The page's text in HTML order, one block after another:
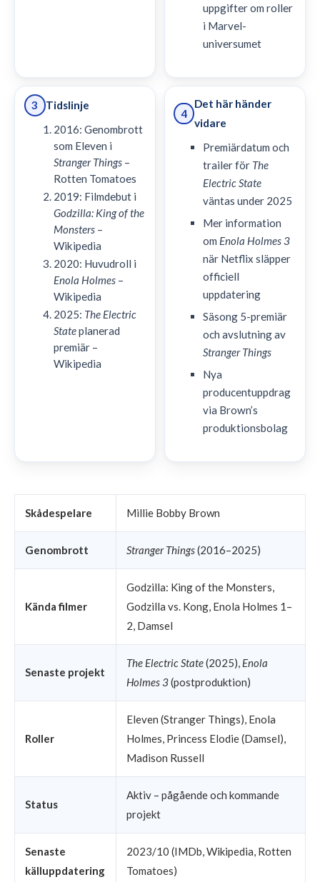
uppgifter om roller
i Marvel-
universumet
3
Tidslinje
2016: Genombrott
som Eleven i
Stranger Things–
Rotten Tomatoes
2019: Filmdebut i
Godzilla: King of the
Monsters–
Wikipedia
2020: Huvudroll i
Enola Holmes–
Wikipedia
2025: The Electric
Stateplanerad
premiär –
Wikipedia
4
Det här händer
vidare
Premiärdatum och
trailer för The
Electric State
väntas under 2025
Mer information
om Enola Holmes 3
när Netflix släpper
officiell
uppdatering
Säsong 5-premiär
och avslutning av
Stranger Things
Nya
producentuppdrag
via Brown’s
produktionsbolag
Skådespelare Millie Bobby Brown
Genombrott Stranger Things(2016–2025)
Kända filmer
Godzilla: King of the Monsters,
Godzilla vs. Kong, Enola Holmes 1–
2, Damsel
Senaste projekt
The Electric State(2025), Enola
Holmes 3(postproduktion)
Roller
Eleven (Stranger Things), Enola
Holmes, Princess Elodie (Damsel),
Madison Russell
Status
Aktiv – pågående och kommande
projekt
Senaste
källuppdatering
2023/10 (IMDb, Wikipedia, Rotten
Tomatoes)